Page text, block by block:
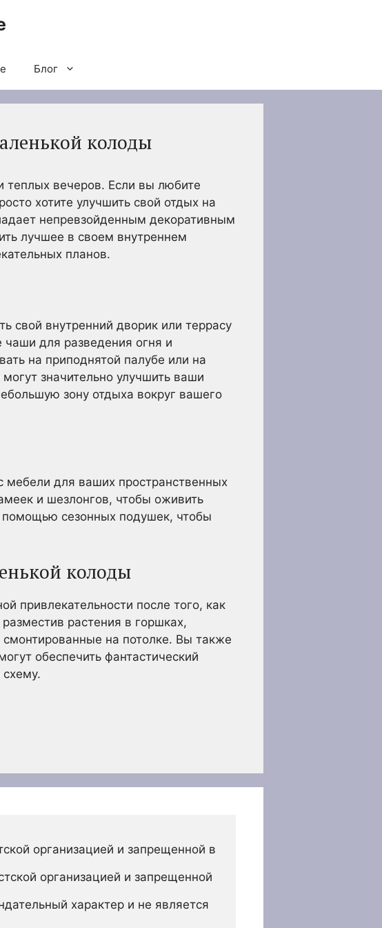
Блог
колоды
вечеров. Если вы любите
хотите улучшить свой отдых на
непревзойденным декоративным
лучшее в своем внутреннем
планов.
свой внутренний дворик или террасу
для разведения огня и
на приподнятой палубе или на
значительно улучшить ваши
зону отдыха вокруг вашего
для ваших пространственных
и шезлонгов, чтобы оживить
помощью сезонных подушек, чтобы
колоды
привлекательности после того, как
растения в горшках,
на потолке. Вы также
обеспечить фантастический
организацией и запрещенной в
организацией и запрещенной
характер и не является